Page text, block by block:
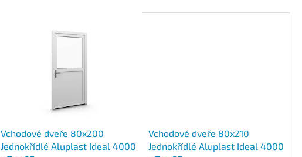
Vchodové dveře 80x200
Jednokřídlé Aluplast Ideal 4000
Vchodové dveře 80x210
Jednokřídlé Aluplast Ideal 4000